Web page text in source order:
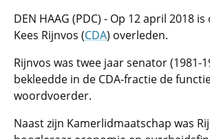
DEN HAAG (PDC) - Op 12 april 2018
Kees Rijnvos (CDA) overleden.
Rijnvos was twee jaar senator (1981-
bekleedde in de CDA-fractie de
woordvoerder.
Naast zijn Kamerlidmaatschap was